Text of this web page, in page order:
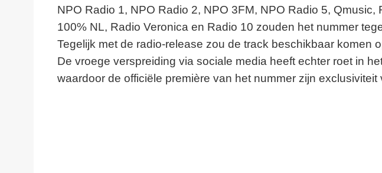
NPO Radio 1, NPO Radio 2, NPO 3FM, NPO Radio 5, Qmusic,
100% NL, Radio Veronica en Radio 10 zouden het nummer
Tegelijk met de radio-release zou de track beschikbaar komen
De vroege verspreiding via sociale media heeft echter roet in
waardoor de officiële première van het nummer zijn exclusiviteit